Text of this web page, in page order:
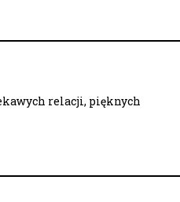
relacji, pięknych